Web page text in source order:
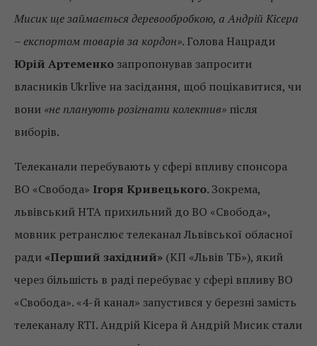
Мисик ще займається деревообробкою, а Андрій Кісера
– експортом товарів за кордон». Голова Нацради
Юрій Артеменко запропонував запросити
власників Ukrlive на засідання, щоб поцікавитися, чи
вони «не планують розігнати колектив» після
виборів.
Телеканали перебувають у сфері впливу спонсора
ВО «Свобода» Ігоря Кривецького. Зокрема,
львівський НТА прихильний до ВО «Свобода»,
мовник ретранслює телеканал Львівської обласної
ради «Перший західний» (КП «Львів ТБ»), який
через більшість в раді перебуває у сфері впливу ВО
«Свобода». «4-й канал» запустився у березні замість
телеканалу RTI. Андрій Кісера й Андрій Мисик стали